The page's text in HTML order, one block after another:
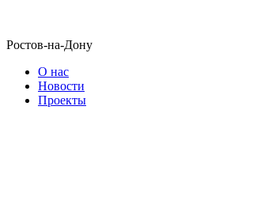
Ростов-на-Дону
О нас
Новости
Проекты